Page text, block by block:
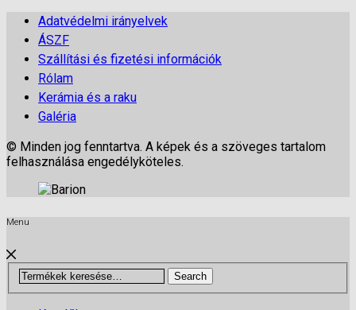
Adatvédelmi irányelvek
ÁSZF
Szállítási és fizetési információk
Rólam
Kerámia és a raku
Galéria
© Minden jog fenntartva. A képek és a szöveges tartalom
felhasználása engedélyköteles.
Menu
Search